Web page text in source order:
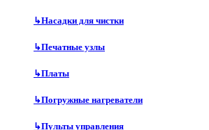
↳Насадки для чистки
↳Печатные узлы
↳Платы
↳Погружные нагреватели
↳Пульты управления